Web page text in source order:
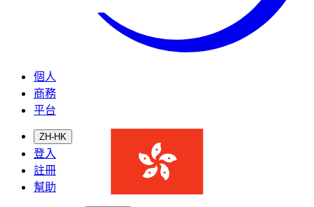
個人
商務
平台
ZH-HK
登入
註冊
幫助